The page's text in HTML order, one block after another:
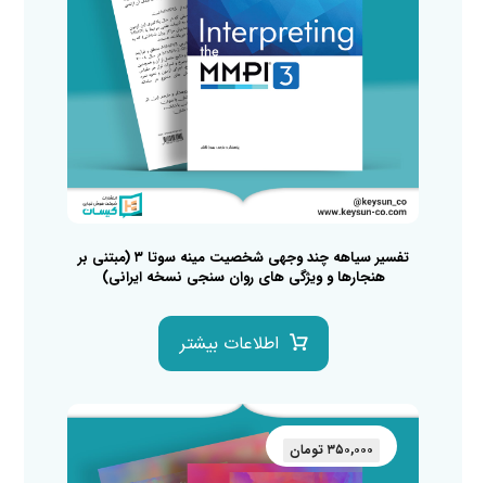
تفسیر سیاهه چند وجهی شخصیت مینه سوتا ۳ (مبتنی بر
هنجارها و ویژگی های روان سنجی نسخه ایرانی)
اطلاعات بیشتر
۳۵۰,۰۰۰ تومان